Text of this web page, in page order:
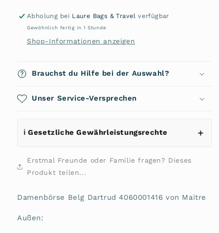
Dartrud
4060001416
Maitre
Dartrud
4060001416
Maitre
Abholung bei Laure Bags & Travel verfügbar
Gewöhnlich fertig in 1 Stunde
Shop-Informationen anzeigen
Brauchst du Hilfe bei der Auswahl?
Unser Service-Versprechen
ℹ️ Gesetzliche Gewährleistungsrechte
Erstmal Freunde oder Familie fragen? Dieses
Produkt teilen...
Damenbörse Belg Dartrud 4060001416 von Maitre
Außen: